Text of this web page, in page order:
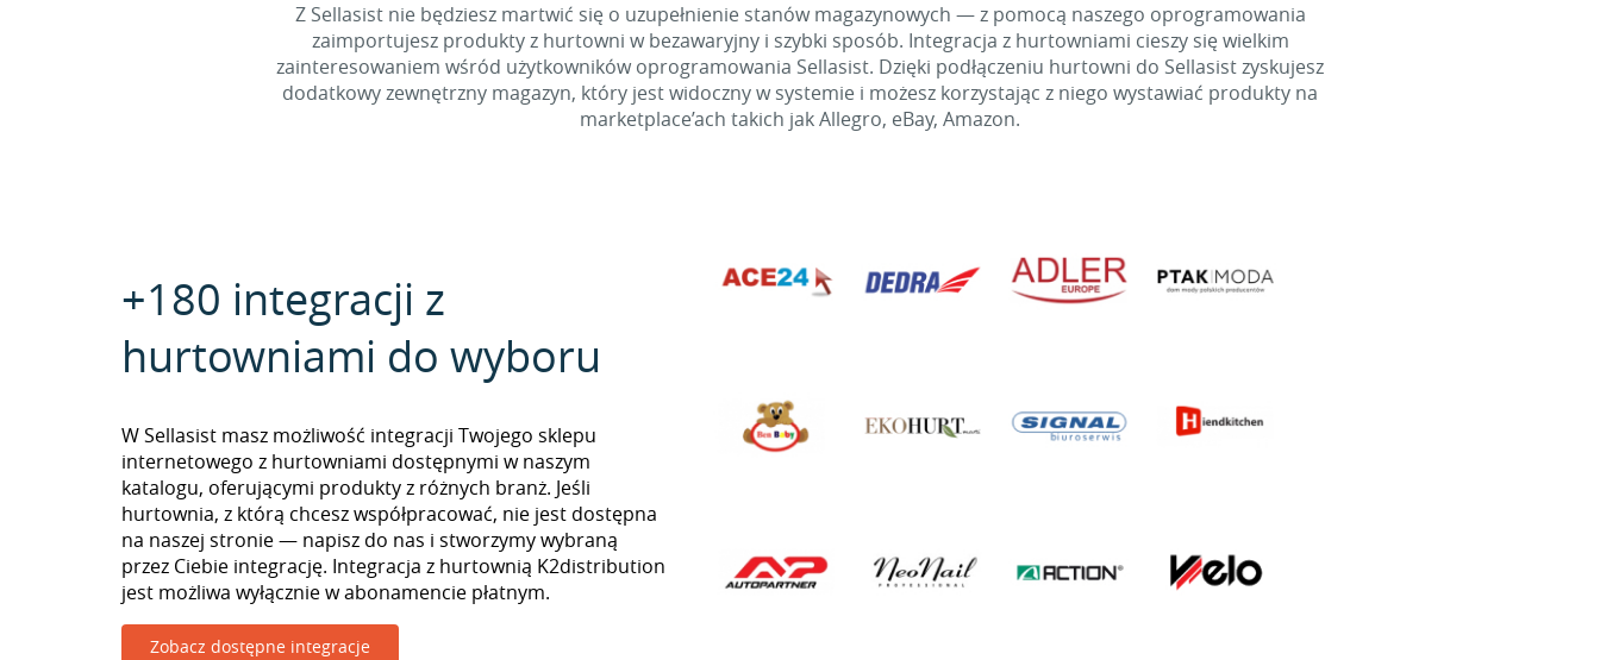
Z Sellasist nie będziesz martwić się o uzupełnienie stanów magazynowych — z pomocą naszego oprogramowania
zaimportujesz produkty z hurtowni w bezawaryjny i szybki sposób. Integracja z hurtowniami cieszy się wielkim
zainteresowaniem wśród użytkowników oprogramowania Sellasist. Dzięki podłączeniu hurtowni do Sellasist zyskujesz
dodatkowy zewnętrzny magazyn, który jest widoczny w systemie i możesz korzystając z niego wystawiać produkty na
marketplace’ach takich jak Allegro, eBay, Amazon.
+180 integracji z
hurtowniami do wyboru
W Sellasist masz możliwość integracji Twojego sklepu
internetowego z hurtowniami dostępnymi w naszym
katalogu, oferującymi produkty z różnych branż. Jeśli
hurtownia, z którą chcesz współpracować, nie jest dostępna
na naszej stronie — napisz do nas i stworzymy wybraną
przez Ciebie integrację. Integracja z hurtownią K2distribution
jest możliwa wyłącznie w abonamencie płatnym.
Zobacz dostępne integracje